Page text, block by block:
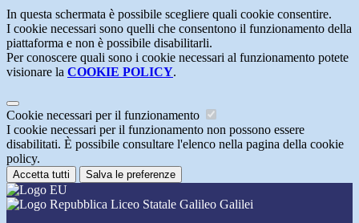
In questa schermata è possibile scegliere quali cookie consentire.
I cookie necessari sono quelli che consentono il funzionamento della
piattaforma e non è possibile disabilitarli.
Per conoscere quali sono i cookie necessari al funzionamento potete
visionare la COOKIE POLICY.
Cookie necessari per il funzionamento
I cookie necessari per il funzionamento non possono essere
disabilitati. È possibile consultare l'elenco nella pagina della cookie
policy.
Accetta tutti Salva le preferenze
Liceo Statale Galileo Galilei